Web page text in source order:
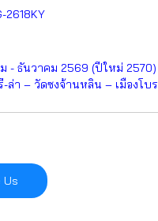
2618KY
ธันวาคม 2569 (ปีใหม่
-ล่า – วัดซงจ้านหลิน – เมืองโบ
Us